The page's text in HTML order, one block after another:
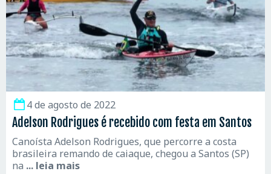
4 de agosto de 2022
Adelson Rodrigues é recebido com festa em Santos
Canoísta Adelson Rodrigues, que percorre a costa
brasileira remando de caiaque, chegou a Santos (SP)
na ... leia mais